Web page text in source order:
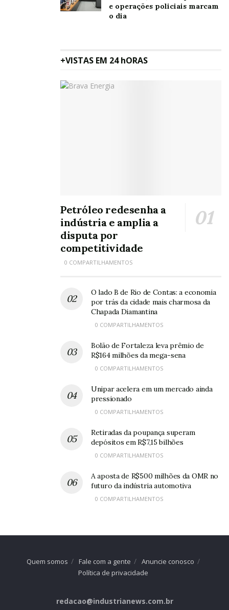
e operações policiais marcam
o dia
+VISTAS EM 24 hORAS
Petróleo redesenha a
indústria e amplia a
disputa por
competitividade
0 COMPARTILHAMENTOS
O lado B de Rio de Contas: a economia
por trás da cidade mais charmosa da
Chapada Diamantina
0 COMPARTILHAMENTOS
Bolão de Fortaleza leva prêmio de
R$164 milhões da mega-sena
0 COMPARTILHAMENTOS
Unipar acelera em um mercado ainda
pressionado
0 COMPARTILHAMENTOS
Retiradas da poupança superam
depósitos em R$7,15 bilhões
0 COMPARTILHAMENTOS
A aposta de R$500 milhões da OMR no
futuro da indústria automotiva
0 COMPARTILHAMENTOS
Quem somos Fale com a gente
Anuncie conosco
Política de privacidade
redacao@industrianews.com.br